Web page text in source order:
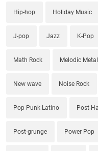
Hip-hop Holiday Music
J-pop Jazz K-Pop
Math Rock Melodic Metal
New wave Noise Rock
Pop Punk Latino Post-
Post-grunge Power Pop